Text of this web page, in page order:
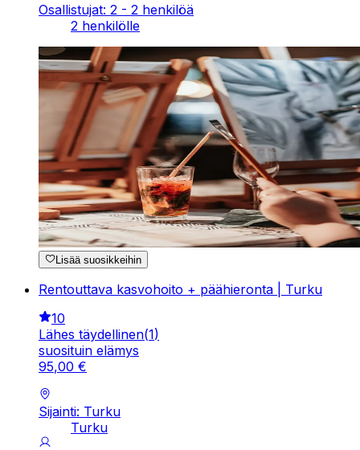
Osallistujat: 2 - 2 henkilöä
2 henkilölle
Lisää suosikkeihin
Rentouttava kasvohoito + päähieronta | Turku
10
Lähes täydellinen(1)
suosituin elämys
95,00 €
Sijainti: Turku
Turku